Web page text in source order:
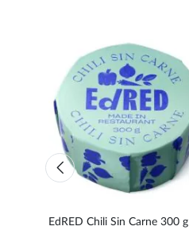
ulubionych
EdRED Chili Sin Carne 300 g